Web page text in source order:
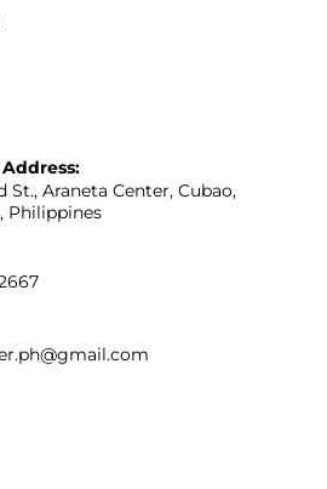
St., Araneta Center, Cubao,
Philippines